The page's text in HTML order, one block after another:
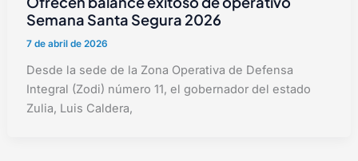
Semana Santa Segura 2026
7 de abril de 2026
Desde la sede de la Zona Operativa de Defensa
Integral (Zodi) número 11, el gobernador del estado
Zulia, Luis Caldera,